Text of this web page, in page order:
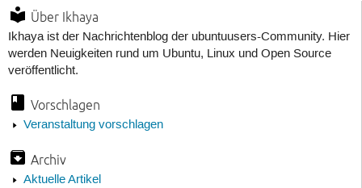
Über Ikhaya
Ikhaya ist der Nachrichtenblog der ubuntuusers-Community. Hier
werden Neuigkeiten rund um Ubuntu, Linux und Open Source
veröffentlicht.
Vorschlagen
Veranstaltung vorschlagen
Archiv
Aktuelle Artikel